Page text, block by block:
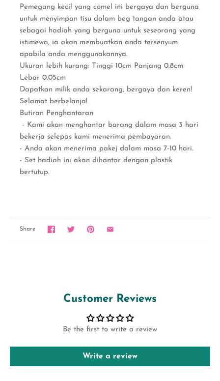
Pemegang kecil yang comel ini bergaya dan berguna
untuk menyimpan tisu dalam beg tangan anda atau
sebagai hadiah yang berguna untuk seseorang yang
istimewa, ia akan membuatkan anda tersenyum
apabila anda menggunakannya.
Ukuran lebih kurang: Tinggi 10cm Panjang 0.8cm
Lebar 0.05cm
Dapatkan milik anda sekarang, bergaya dan keren!
Selamat berbelanja!
Butiran Penghantaran
- Kami akan menghantar barang dalam masa 3 hari
bekerja selepas kami menerima pembayaran.
- Anda akan menerima pakej dalam masa 7-10 hari.
- Set hadiah ini akan dihantar dengan plastik
bertutup.
Share
Customer Reviews
Be the first to write a review
Write a review